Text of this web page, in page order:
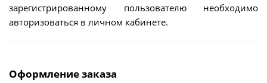
зарегистрированному пользователю необходимо
авторизоваться в личном кабинете.
Оформление заказа